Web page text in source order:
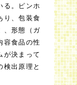
る。ピンホ
り、包装食
、形態（ガ
容食品の性
が決まって
検出原理と